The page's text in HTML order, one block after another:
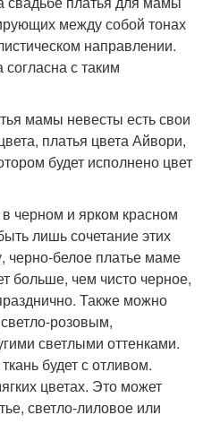
между собой тонах
направлении.
с таким
мамы невесты есть свои
платья цвета Айвори,
будет исполнено цвет
черном и ярком красном
лишь сочетание этих
черно-белое платье маме
больше, чем чисто черное,
Также можно
розовым,
светлыми оттенками.
будет с отливом.
цветах. Это может
светло-лиловое или